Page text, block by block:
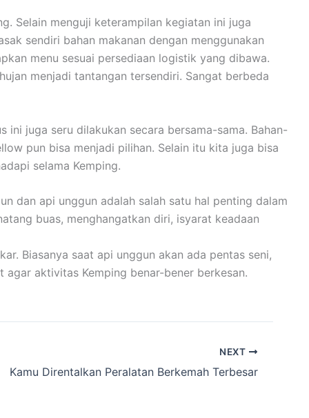
Selain menguji keterampilan kegiatan ini juga
sendiri bahan makanan dengan menggunakan
menu sesuai persediaan logistik yang dibawa.
menjadi tantangan tersendiri. Sangat berbeda
ini juga seru dilakukan secara bersama-sama. Bahan-
pun bisa menjadi pilihan. Selain itu kita juga bisa
selama Kemping.
dan api unggun adalah salah satu hal penting dalam
buas, menghangatkan diri, isyarat keadaan
Biasanya saat api unggun akan ada pentas seni,
aktivitas Kemping benar-bener berkesan.
NEXT
Kamu Direntalkan Peralatan Berkemah Terbesar